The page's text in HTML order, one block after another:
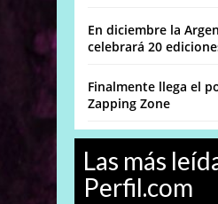
En diciembre la
celebrará 20
Finalmente llega el
Zapping Zone
Las más
Perfil.com